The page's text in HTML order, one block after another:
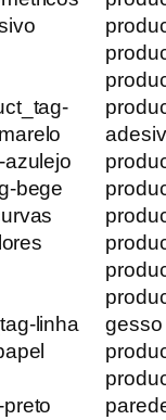
bege
linha